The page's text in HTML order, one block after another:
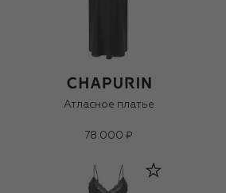
Атласное платье
78 000 ₽